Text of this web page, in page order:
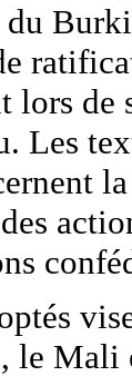
lors de
Les
le Mali